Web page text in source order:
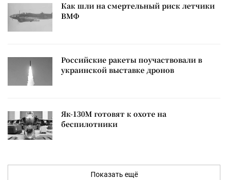
Как шли на смертельный риск летчики
ВМФ
Российские ракеты поучаствовали в
украинской выставке дронов
Як-130М готовят к охоте на
беспилотники
Показать ещё